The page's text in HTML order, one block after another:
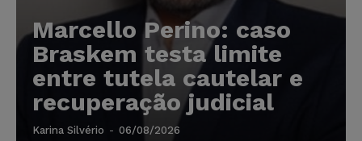
Marcello Perino: caso
Braskem testa limite
entre tutela cautelar e
recuperação judicial
Karina Silvério - 06/08/2026